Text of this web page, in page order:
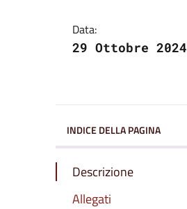
Data:
29 Ottobre 2024
INDICE DELLA PAGINA
Descrizione
Allegati